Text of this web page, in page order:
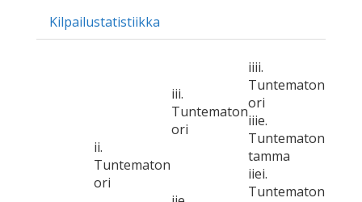
Kilpailustatistiikka
ii.
Tuntematon
ori
iii.
Tuntematon
ori
iiii.
Tuntematon
ori
iiie.
Tuntematon
tamma
iiei.
Tuntematon